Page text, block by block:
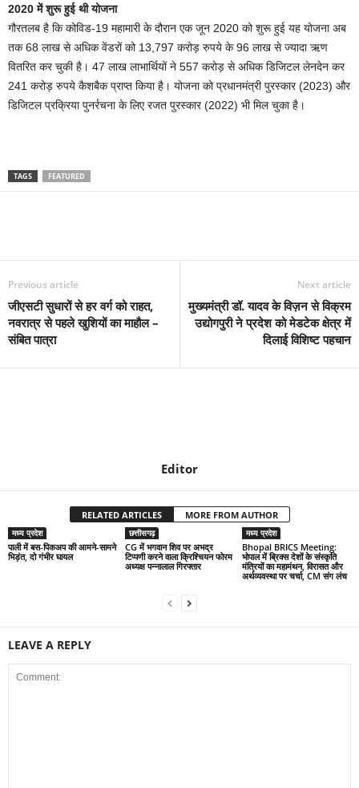
2020 में शुरू हुई थी योजना
गौरतलब है कि कोविड-19 महामारी के दौरान एक जून 2020 को शुरू हुई यह योजना अब
तक 68 लाख से अधिक वेंडरों को 13,797 करोड़ रुपये के 96 लाख से ज्यादा ऋण
वितरित कर चुकी है। 47 लाख लाभार्थियों ने 557 करोड़ से अधिक डिजिटल लेनदेन कर
241 करोड़ रुपये कैशबैक प्राप्त किया है। योजना को प्रधानमंत्री पुरस्कार (2023) और
डिजिटल प्रक्रिया पुनर्रचना के लिए रजत पुरस्कार (2022) भी मिल चुका है।
TAGS FEATURED
Previous article
जीएसटी सुधारों से हर वर्ग को राहत,
नवरात्र से पहले खुशियों का माहौल –
संबित पात्रा
Next article
मुख्यमंत्री डॉ. यादव के विज़न से विक्रम
उद्योगपुरी ने प्रदेश को मेडटेक क्षेत्र में
दिलाई विशिष्ट पहचान
Editor
RELATED ARTICLES MORE FROM AUTHOR
मध्य प्रदेश
पाली में बस-पिकअप की आमने-सामने
भिड़ंत, दो गंभीर घायल
छत्तीसगढ़
CG में भगवान शिव पर अभद्र
टिप्पणी करने वाला क्रिश्चियन फोरम
अध्यक्ष पन्नालाल गिरफ्तार
मध्य प्रदेश
Bhopal BRICS Meeting:
भोपाल में ब्रिक्स देशों के संस्कृति
मंत्रियों का महामंथन, विरासत और
अर्थव्यवस्था पर चर्चा, CM संग लंच
LEAVE A REPLY